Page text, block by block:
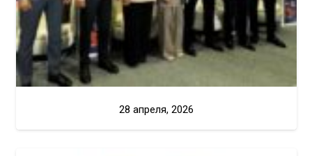
28 апреля, 2026